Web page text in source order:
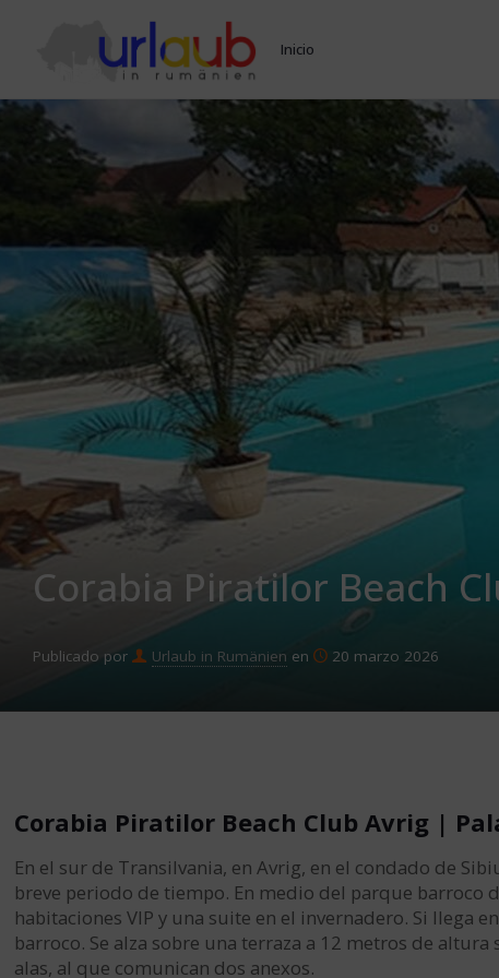
Inicio
Corabia Piratilor Beach
Publicado por Urlaub in Rumänien en 20 marzo 2026
Corabia Piratilor Beach Club Avrig |
En el sur de Transilvania, en Avrig, en el condado de
breve periodo de tiempo. En medio del parque barroco
habitaciones VIP y una suite en el invernadero. Si llega
barroco. Se alza sobre una terraza a 12 metros de
alas, al que comunican dos anexos.